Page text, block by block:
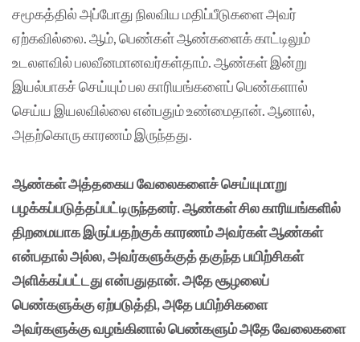
சமூகத்தில் அப்போது நிலவிய மதிப்பீடுகளை அவர்
ஏற்கவில்லை. ஆம், பெண்கள் ஆண்களைக் காட்டிலும்
உடலளவில் பலவீனமானவர்கள்தாம். ஆண்கள் இன்று
இயல்பாகச் செய்யும் பல காரியங்களைப் பெண்களால்
செய்ய இயலவில்லை என்பதும் உண்மைதான். ஆனால்,
அதற்கொரு காரணம் இருந்தது.
ஆண்கள் அத்தகைய வேலைகளைச் செய்யுமாறு
பழக்கப்படுத்தப்பட்டிருந்தனர். ஆண்கள் சில காரியங்களில்
திறமையாக இருப்பதற்குக் காரணம் அவர்கள் ஆண்கள்
என்பதால் அல்ல, அவர்களுக்குத் தகுந்த பயிற்சிகள்
அளிக்கப்பட்டது என்பதுதான். அதே சூழலைப்
பெண்களுக்கு ஏற்படுத்தி, அதே பயிற்சிகளை
அவர்களுக்கு வழங்கினால் பெண்களும் அதே வேலைகளை